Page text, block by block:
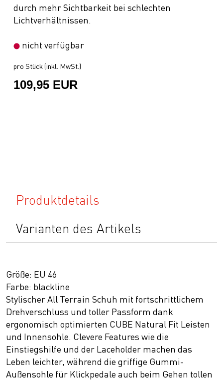
durch mehr Sichtbarkeit bei schlechten
Lichtverhältnissen.
nicht verfügbar
pro Stück (inkl. MwSt.)
109,95 EUR
Produktdetails
Varianten des Artikels
Größe: EU 46
Farbe: blackline
Stylischer All Terrain Schuh mit fortschrittlichem
Drehverschluss und toller Passform dank
ergonomisch optimierten CUBE Natural Fit Leisten
und Innensohle. Clevere Features wie die
Einstiegshilfe und der Laceholder machen das
Leben leichter, während die griffige Gummi-
Außensohle für Klickpedale auch beim Gehen tollen